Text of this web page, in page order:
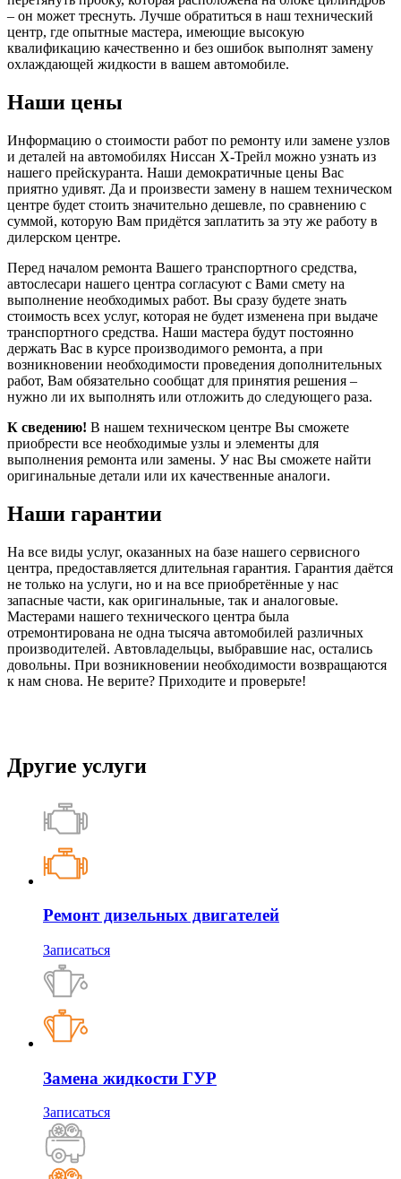
– он может треснуть. Лучше обратиться в наш технический
центр, где опытные мастера, имеющие высокую
квалификацию качественно и без ошибок выполнят замену
охлаждающей жидкости в вашем автомобиле.
Наши цены
Информацию о стоимости работ по ремонту или замене узлов
и деталей на автомобилях Ниссан Х-Трейл можно узнать из
нашего прейскуранта. Наши демократичные цены Вас
приятно удивят. Да и произвести замену в нашем техническом
центре будет стоить значительно дешевле, по сравнению с
суммой, которую Вам придётся заплатить за эту же работу в
дилерском центре.
Перед началом ремонта Вашего транспортного средства,
автослесари нашего центра согласуют с Вами смету на
выполнение необходимых работ. Вы сразу будете знать
стоимость всех услуг, которая не будет изменена при выдаче
транспортного средства. Наши мастера будут постоянно
держать Вас в курсе производимого ремонта, а при
возникновении необходимости проведения дополнительных
работ, Вам обязательно сообщат для принятия решения –
нужно ли их выполнять или отложить до следующего раза.
К сведению! В нашем техническом центре Вы сможете
приобрести все необходимые узлы и элементы для
выполнения ремонта или замены. У нас Вы сможете найти
оригинальные детали или их качественные аналоги.
Наши гарантии
На все виды услуг, оказанных на базе нашего сервисного
центра, предоставляется длительная гарантия. Гарантия даётся
не только на услуги, но и на все приобретённые у нас
запасные части, как оригинальные, так и аналоговые.
Мастерами нашего технического центра была
отремонтирована не одна тысяча автомобилей различных
производителей. Автовладельцы, выбравшие нас, остались
довольны. При возникновении необходимости возвращаются
к нам снова. Не верите? Приходите и проверьте!
Другие услуги
Ремонт дизельных двигателей
Записаться
Замена жидкости ГУР
Записаться